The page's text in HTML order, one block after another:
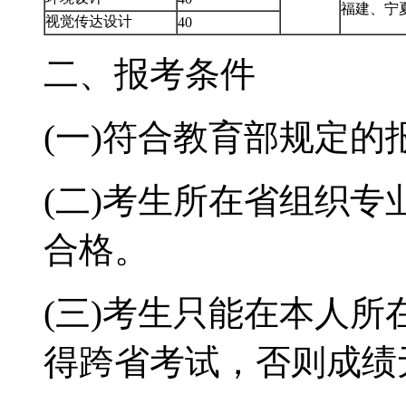
福建、宁
视觉传达设计
40
二、报考条件
(一)符合教育部规定的
(二)考生所在省组织专
合格。
(三)考生只能在本人所
得跨省考试，否则成